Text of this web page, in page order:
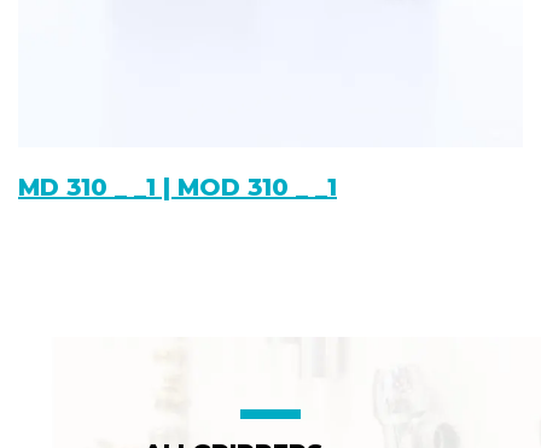
MD 310 _ _1 | MOD 310 _ _1